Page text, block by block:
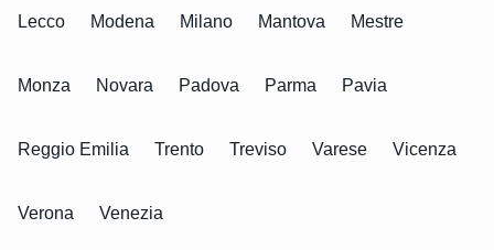
Lecco Modena Milano Mantova Mestre
Monza Novara Padova Parma Pavia
Reggio Emilia Trento Treviso Varese Vicenza
Verona Venezia